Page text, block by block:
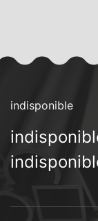
indisponible